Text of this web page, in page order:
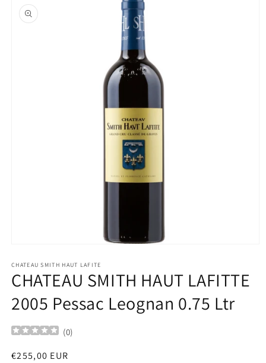
informations
produits
média
1
dans
fenêtre
modale
CHATEAU SMITH HAUT LAFITE
CHATEAU SMITH HAUT LAFITTE
2005 Pessac Leognan 0.75 Ltr
(0)
Prix
€255,00 EUR